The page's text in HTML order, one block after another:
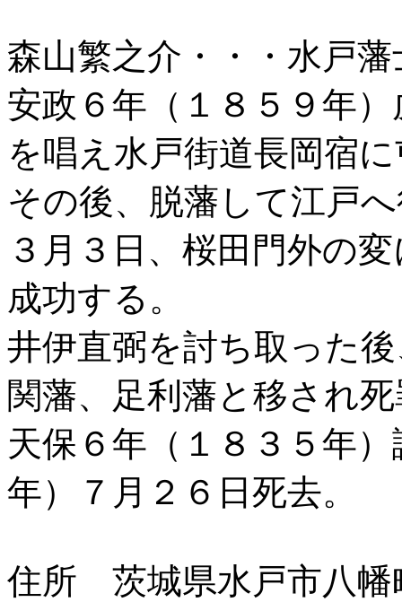
森山繁之介・・・水戸藩
安政６年（１８５９年
を唱え水戸街道長岡宿
その後、脱藩して江戸
３月３日、桜田門外の
成功する。
井伊直弼を討ち取った
関藩、足利藩と移され
天保６年（１８３５年
年）７月２６日死去。
住所 茨城県水戸市八幡